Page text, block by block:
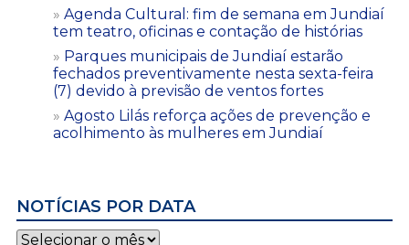
Agenda Cultural: fim de semana em Jundiaí
tem teatro, oficinas e contação de histórias
Parques municipais de Jundiaí estarão
fechados preventivamente nesta sexta-feira
(7) devido à previsão de ventos fortes
Agosto Lilás reforça ações de prevenção e
acolhimento às mulheres em Jundiaí
NOTÍCIAS POR DATA
Notícias